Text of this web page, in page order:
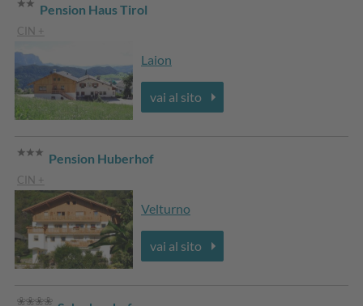
Pension Haus Tirol
CIN +
Laion
vai al sito
Pension Huberhof
CIN +
Velturno
vai al sito